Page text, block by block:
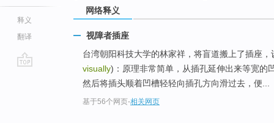
释义
翻译
网络释义
视障者插座
台湾朝阳科技大学的林家祥，将盲道搬上了插座
visually)：原理非常简单，从插孔延伸出来等宽的
然后将插头顺着凹槽轻轻向插孔方向滑过去，便...
基于56个网页-相关网页